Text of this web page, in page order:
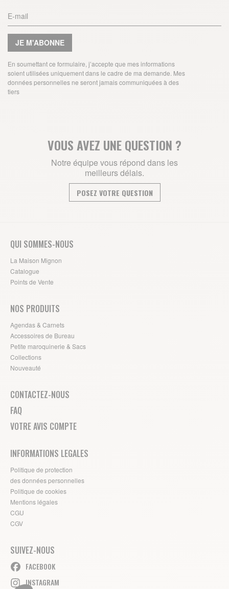
JE M'ABONNE
En soumettant ce formulaire, j’accepte que mes informations
soient utilisées uniquement dans le cadre de ma demande. Mes
données personnelles ne seront jamais communiquées à des
tiers
VOUS AVEZ UNE QUESTION ?
Notre équipe vous répond dans les
meilleurs délais.
POSEZ VOTRE QUESTION
QUI SOMMES-NOUS
La Maison Mignon
Catalogue
Points de Vente
NOS PRODUITS
Agendas & Carnets
Accessoires de Bureau
Petite maroquinerie & Sacs
Collections
Nouveauté
CONTACTEZ-NOUS
FAQ
VOTRE AVIS COMPTE
INFORMATIONS LEGALES
Politique de protection
des données personnelles
Politique de cookies
Mentions légales
CGU
CGV
SUIVEZ-NOUS
FACEBOOK
INSTAGRAM